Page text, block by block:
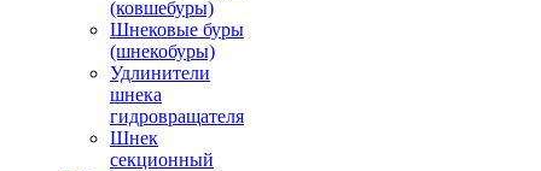
(ковшебуры)
Шнековые буры
(шнекобуры)
Удлинители
шнека
гидровращателя
Шнек
секционный